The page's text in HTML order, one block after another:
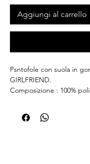
Aggiungi al carrello
Psntofole con suola in
GIRLFRIEND.
Composizione : 100%